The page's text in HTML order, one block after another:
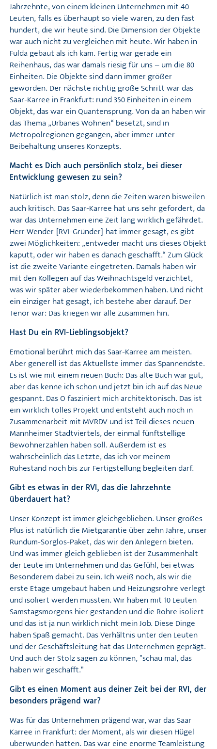
Jahrzehnte, von einem kleinen Unternehmen mit 40
Leuten, falls es überhaupt so viele waren, zu den fast
hundert, die wir heute sind. Die Dimension der Objekte
war auch nicht zu vergleichen mit heute. Wir haben in
Fulda gebaut als ich kam. Fertig war gerade ein
Reihenhaus, das war damals riesig für uns – um die 80
Einheiten. Die Objekte sind dann immer größer
geworden. Der nächste richtig große Schritt war das
Saar-Karree in Frankfurt: rund 350 Einheiten in einem
Objekt, das war ein Quantensprung. Von da an haben wir
das Thema „Urbanes Wohnen“ besetzt, sind in
Metropolregionen gegangen, aber immer unter
Beibehaltung unseres Konzepts.
Macht es Dich auch persönlich stolz, bei dieser
Entwicklung gewesen zu sein?
Natürlich ist man stolz, denn die Zeiten waren bisweilen
auch kritisch. Das Saar-Karree hat uns sehr gefordert, da
war das Unternehmen eine Zeit lang wirklich gefährdet.
Herr Wender [RVI-Gründer] hat immer gesagt, es gibt
zwei Möglichkeiten: „entweder macht uns dieses Objekt
kaputt, oder wir haben es danach geschafft.“ Zum Glück
ist die zweite Variante eingetreten. Damals haben wir
mit den Kollegen auf das Weihnachtsgeld verzichtet,
was wir später aber wiederbekommen haben. Und nicht
ein einziger hat gesagt, ich bestehe aber darauf. Der
Tenor war: Das kriegen wir alle zusammen hin.
Hast Du ein RVI-Lieblingsobjekt?
Emotional berührt mich das Saar-Karree am meisten.
Aber generell ist das Aktuellste immer das Spannendste.
Es ist wie mit einem neuen Buch: Das alte Buch war gut,
aber das kenne ich schon und jetzt bin ich auf das Neue
gespannt. Das O fasziniert mich architektonisch. Das ist
ein wirklich tolles Projekt und entsteht auch noch in
Zusammenarbeit mit MVRDV und ist Teil dieses neuen
Mannheimer Stadtviertels, der einmal fünftstellige
Bewohnerzahlen haben soll. Außerdem ist es
wahrscheinlich das Letzte, das ich vor meinem
Ruhestand noch bis zur Fertigstellung begleiten darf.
Gibt es etwas in der RVI, das die Jahrzehnte
überdauert hat?
Unser Konzept ist immer gleichgeblieben. Unser großes
Plus ist natürlich die Mietgarantie über zehn Jahre, unser
Rundum-Sorglos-Paket, das wir den Anlegern bieten.
Und was immer gleich geblieben ist der Zusammenhalt
der Leute im Unternehmen und das Gefühl, bei etwas
Besonderem dabei zu sein. Ich weiß noch, als wir die
erste Etage umgebaut haben und Heizungsrohre verlegt
und isoliert werden mussten. Wir haben mit 10 Leuten
Samstagsmorgens hier gestanden und die Rohre isoliert
und das ist ja nun wirklich nicht mein Job. Diese Dinge
haben Spaß gemacht. Das Verhältnis unter den Leuten
und der Geschäftsleitung hat das Unternehmen geprägt.
Und auch der Stolz sagen zu können, "schau mal, das
haben wir geschafft."
Gibt es einen Moment aus deiner Zeit bei der RVI, der
besonders prägend war?
Was für das Unternehmen prägend war, war das Saar
Karree in Frankfurt: der Moment, als wir diesen Hügel
überwunden hatten. Das war eine enorme Teamleistung